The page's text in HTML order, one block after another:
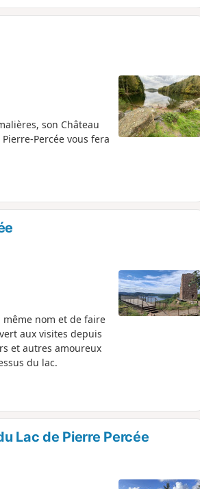
son Château
Percée vous fera
même nom et de faire
aux visites depuis
et autres amoureux
du lac.
Lac de Pierre Percée